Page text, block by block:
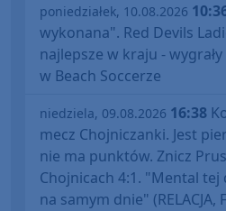
poniedziałek, 10.08.2026
wykonana". Red Devils
najlepsze w kraju -
w Beach Soccerze
niedziela, 09.08.2026 16:38
mecz Chojniczanki. Jest
nie ma punktów. Znicz
Chojnicach 4:1. "Mental
na samym dnie" (RELACJA,